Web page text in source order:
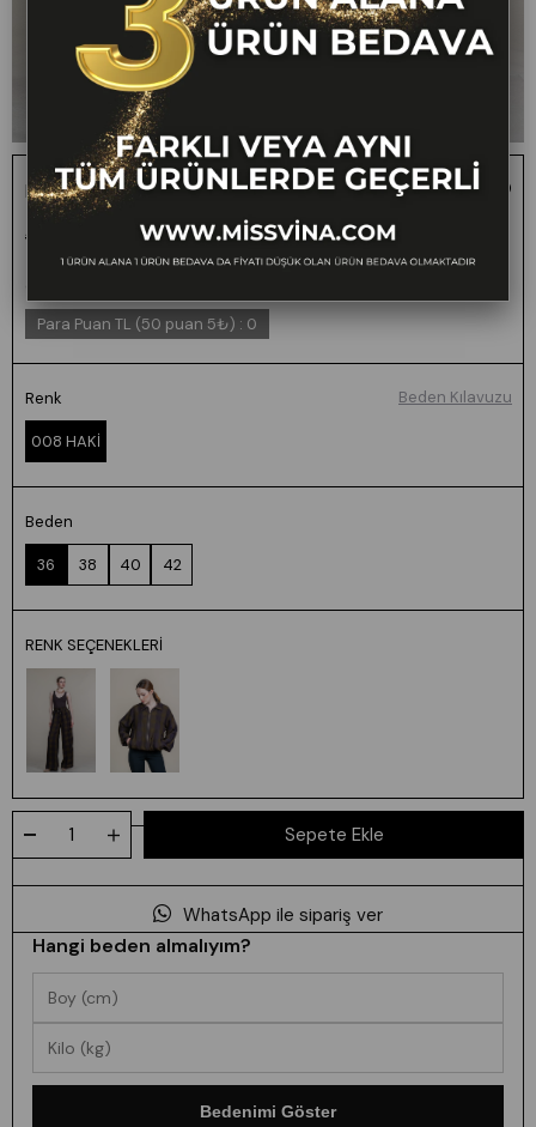
Ekose Desen Düğmeli Cep Pileli Pantoon 30378
₺3.000,00 ₺1.499,00 50
1 ALANA 1 BEDAVA -
FARKLI VEYA AYNI
TÜM ÜRÜNLERDE
Para Puan TL (50 puan 5₺) : 0
Renk
008 HAKİ
Beden
36 38 40 42
Beden Kılavuzu
RENK SEÇENEKLERI
WhatsApp ile sipariş ver
Hangi beden almalıyım?
Bedenimi Göster